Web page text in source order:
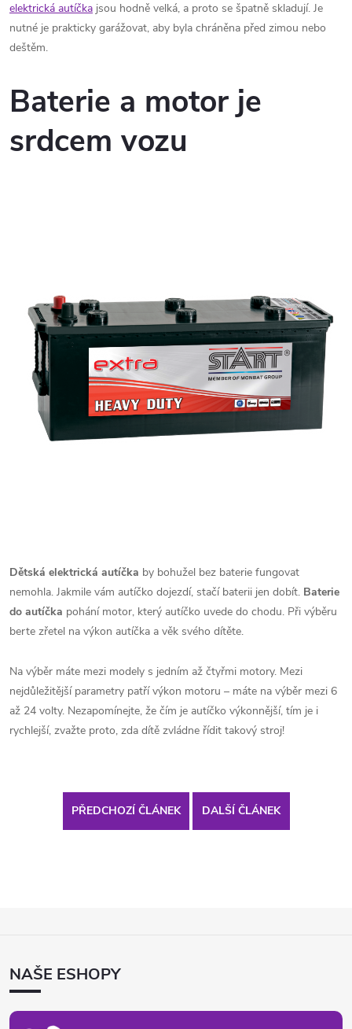
elektrická autíčka jsou hodně velká, a proto se špatně skladují. Je
nutné je prakticky garážovat, aby byla chráněna před zimou nebo
deštěm.
Baterie a motor je
srdcem vozu
Dětská elektrická autíčka by bohužel bez baterie fungovat
nemohla. Jakmile vám autíčko dojezdí, stačí baterii jen dobít. Baterie
do autíčka pohání motor, který autíčko uvede do chodu. Při výběru
berte zřetel na výkon autíčka a věk svého dítěte.
Na výběr máte mezi modely s jedním až čtyřmi motory. Mezi
nejdůležitější parametry patří výkon motoru – máte na výběr mezi 6
až 24 volty. Nezapomínejte, že čím je autíčko výkonnější, tím je i
rychlejší, zvažte proto, zda dítě zvládne řídit takový stroj!
PŘEDCHOZÍ ČLÁNEK DALŠÍ ČLÁNEK
ANAŠE ESHOPY